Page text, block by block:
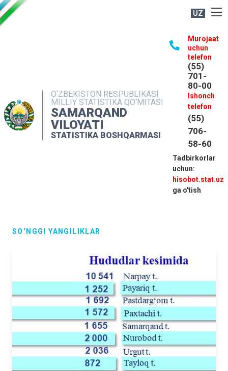
UZ
O‘ZBEKISTON RESPUBLIKASI
MILLIY STATISTIKA QO‘MITASI
SAMARQAND
VILOYATI
STATISTIKA BOSHQARMASI
Murojaat
uchun
telefon
(55)
701-
80-00
Ishonch
telefon
(55)
706-
58-60
Tadbirkorlar
uchun:
hisobot.stat.uz
ga o'tish
MATBUOT XIZMATI
MUROJAATLAR
KONTAKTLAR
SO‘NGGI YANGILIKLAR